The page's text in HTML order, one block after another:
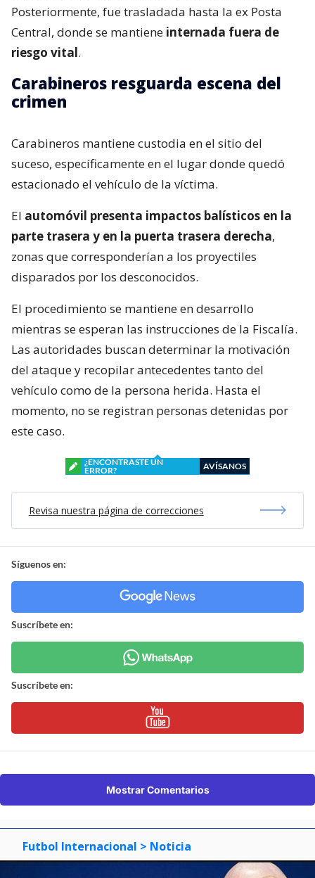
Posteriormente, fue trasladada hasta la ex Posta
Central, donde se mantiene internada fuera de
riesgo vital.
Carabineros resguarda escena del
crimen
Carabineros mantiene custodia en el sitio del
suceso, específicamente en el lugar donde quedó
estacionado el vehículo de la víctima.
El automóvil presenta impactos balísticos en la
parte trasera y en la puerta trasera derecha,
zonas que corresponderían a los proyectiles
disparados por los desconocidos.
El procedimiento se mantiene en desarrollo
mientras se esperan las instrucciones de la Fiscalía.
Las autoridades buscan determinar la motivación
del ataque y recopilar antecedentes tanto del
vehículo como de la persona herida. Hasta el
momento, no se registran personas detenidas por
este caso.
¿ENCONTRASTE UN
ERROR?
AVÍSANOS
Revisa nuestra página de correcciones
Síguenos en:
Suscríbete en:
Suscríbete en:
Mostrar Comentarios
Futbol Internacional > Noticia